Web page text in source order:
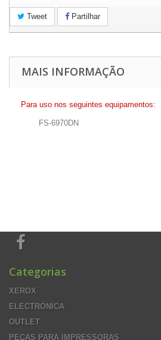
Tweet Partilhar
MAIS INFORMAÇÃO
Para uso nos seguintes equipamentos:
FS-6970DN
Categorias
XEROX
ELECTRÓNICA
OUTLET
PEÇAS PARA IMPRESSORAS